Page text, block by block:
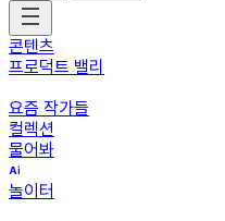
콘텐츠
프로덕트 밸리
요즘 작가들
컬렉션
물어봐
놀이터